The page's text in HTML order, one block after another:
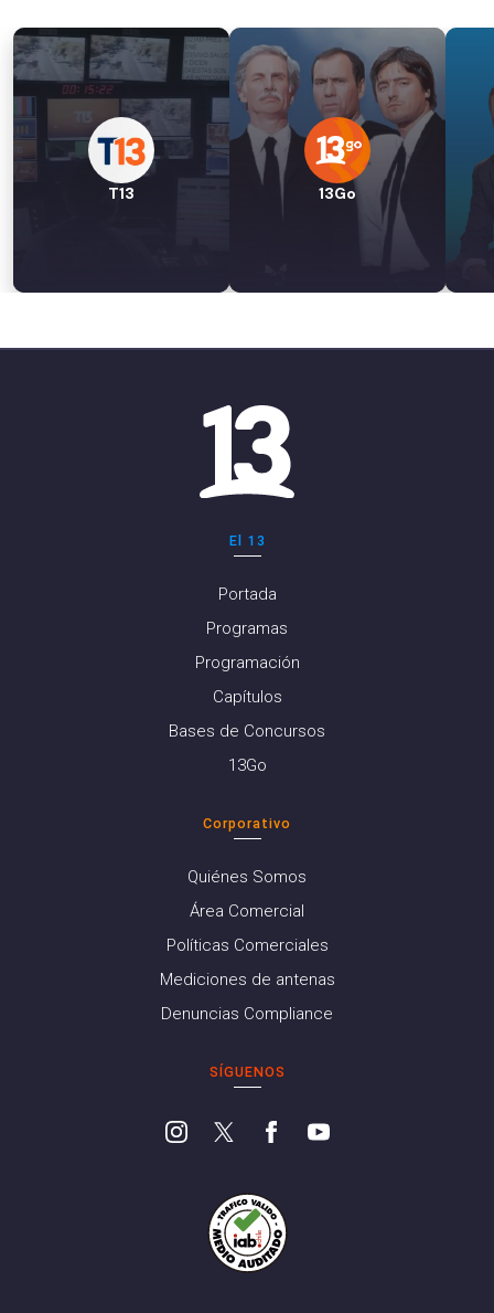
T13 13Go
El 13
Portada
Programas
Programación
Capítulos
Bases de Concursos
13Go
Corporativo
Quiénes Somos
Área Comercial
Políticas Comerciales
Mediciones de antenas
Denuncias Compliance
SÍGUENOS